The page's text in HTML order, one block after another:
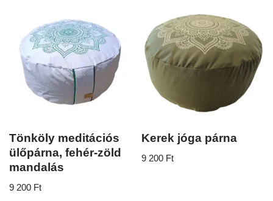
Tönköly meditációs
ülőpárna, fehér-zöld
mandalás
9 200 Ft
Kerek jóga párna
9 200 Ft